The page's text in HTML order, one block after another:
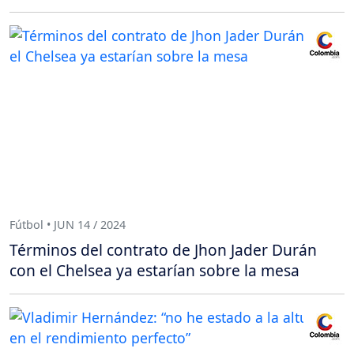
Fútbol • JUN 14 / 2024
Términos del contrato de Jhon Jader Durán
con el Chelsea ya estarían sobre la mesa